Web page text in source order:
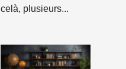
celà, plusieurs...